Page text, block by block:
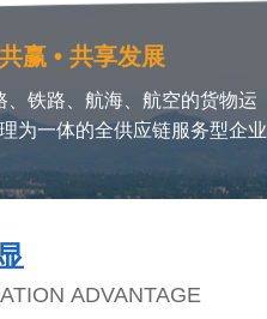
赢 • 共享发展
铁路、航海、航空的货物运
为一体的全供应链服务型企业
ADVANTAGE